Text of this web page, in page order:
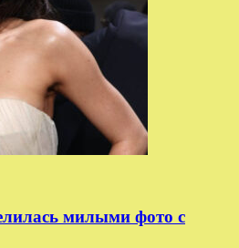
милыми фото с